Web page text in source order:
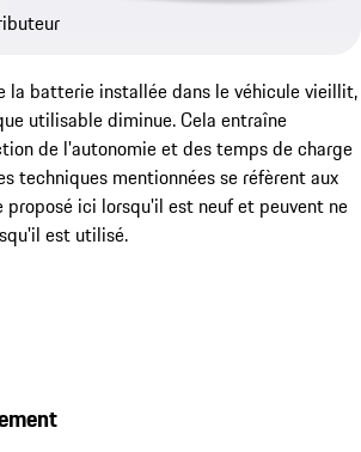
la batterie installée dans le véhicule vieillit,
utilisable diminue. Cela entraîne
de l'autonomie et des temps de charge
techniques mentionnées se réfèrent aux
proposé ici lorsqu'il est neuf et peuvent ne
est utilisé.